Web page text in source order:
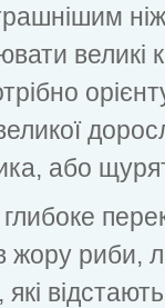
великі
або
жору риби,